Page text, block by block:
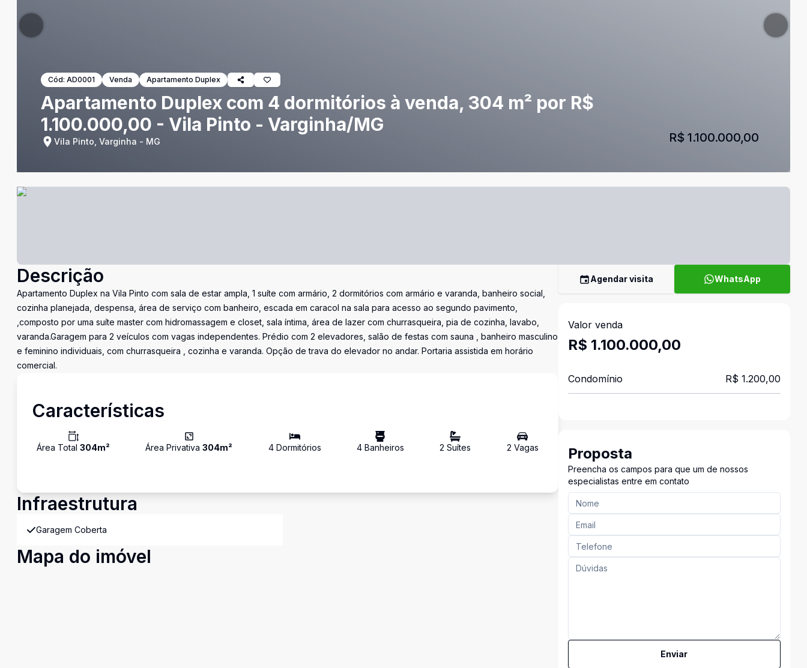
Cód: AD0001 Venda Apartamento Duplex
Apartamento Duplex com 4 dormitórios à venda, 304 m² por R$
1.100.000,00 - Vila Pinto - Varginha/MG
Vila Pinto, Varginha - MG R$ 1.100.000,00
Descrição
Apartamento Duplex na Vila Pinto com sala de estar ampla, 1 suíte com armário, 2 dormitórios com armário e varanda, banheiro social,
cozinha planejada, despensa, área de serviço com banheiro, escada em caracol na sala para acesso ao segundo pavimento,
,composto por uma suíte master com hidromassagem e closet, sala íntima, área de lazer com churrasqueira, pia de cozinha, lavabo,
varanda.Garagem para 2 veículos com vagas independentes. Prédio com 2 elevadores, salão de festas com sauna , banheiro masculino
e feminino individuais, com churrasqueira , cozinha e varanda. Opção de trava do elevador no andar. Portaria assistida em horário
comercial.
Características
Área Total 304m² Área Privativa304m² 4Dormitórios 4Banheiros 2 Suítes 2 Vagas
Infraestrutura
Garagem Coberta
Mapa do imóvel
Agendar visita WhatsApp
Valor venda
R$ 1.100.000,00
Condomínio R$ 1.200,00
Proposta
Preencha os campos para que um de nossos
especialistas entre em contato
Enviar